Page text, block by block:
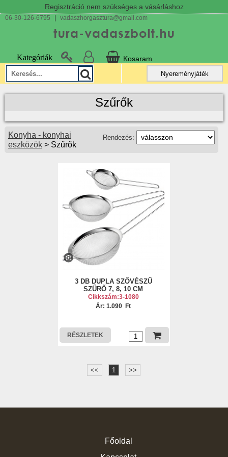
Regisztráció nem szükséges a vásárláshoz
06-30-126-6795 vadaszhorgasztura@gmail.com
Kategóriák Kosaram
Nyereményjáték
Szűrők
Rendezés:
Konyha - konyhai
eszközök> Szűrők
3 DB DUPLA SZŐVÉSZŰ
SZŰRŐ 7, 8, 10 CM
Cikkszám:3-1080
Ár: 1.090 Ft
RÉSZLETEK
<< 1 >>
Főoldal